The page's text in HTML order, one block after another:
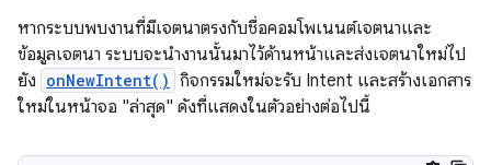
หากระบบพบงานที่มีเจตนาตรงกับชื่อคอมโพเนนต์เจตนาและ
ข้อมูลเจตนา ระบบจะนำงานนั้นมาไว้ด้านหน้าและส่งเจตนาใหม่ไป
ยัง onNewIntent() กิจกรรมใหม่จะรับ Intent และสร้างเอกสาร
ใหม่ในหน้าจอ "ล่าสุด" ดังที่แสดงในตัวอย่างต่อไปนี้